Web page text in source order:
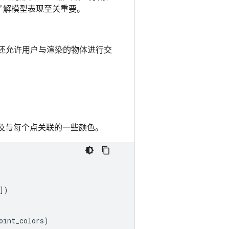
模型表现至关重要。
允许用户与渲染的物体进行交
每个点关联的一些颜色。
])
)